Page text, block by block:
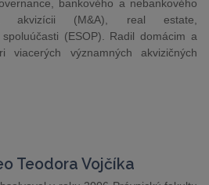
bankového a nebankového
akvizícii (M&A), real estate,
(ESOP). Radil domácim a
viacerých významných akvizičných
Teodora Vojčíka